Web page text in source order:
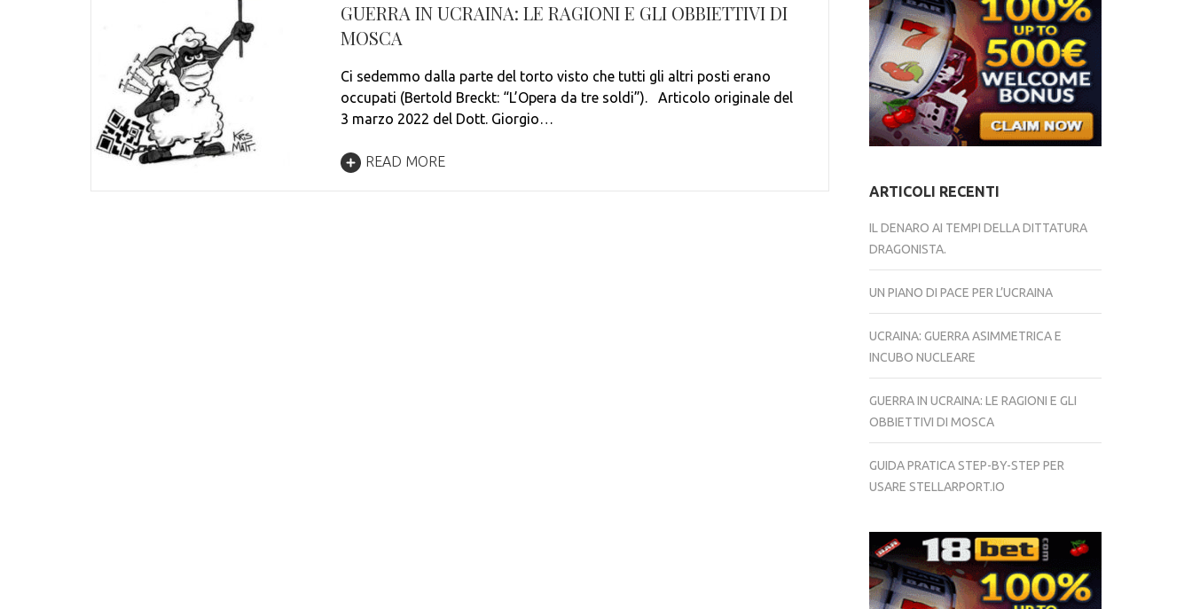
GUERRA IN UCRAINA: LE RAGIONI E GLI OBBIETTIVI DI
MOSCA
Ci sedemmo dalla parte del torto visto che tutti gli altri posti erano
occupati (Bertold Breckt: “L’Opera da tre soldi”). Articolo originale del
3 marzo 2022 del Dott. Giorgio…
READ MORE
ARTICOLI RECENTI
IL DENARO AI TEMPI DELLA DITTATURA
DRAGONISTA.
UN PIANO DI PACE PER L’UCRAINA
UCRAINA: GUERRA ASIMMETRICA E
INCUBO NUCLEARE
GUERRA IN UCRAINA: LE RAGIONI E GLI
OBBIETTIVI DI MOSCA
GUIDA PRATICA STEP-BY-STEP PER
USARE STELLARPORT.IO